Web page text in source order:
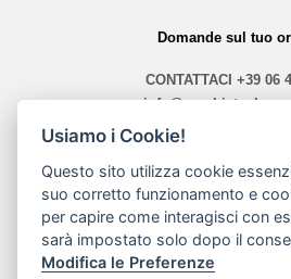
Domande sul tuo
CONTATTACI +39 06
orari 10,40 - 13,30 /
Modalità di
Usiamo i Cookie!
Questo sito utilizza cookie
suo corretto funzionamento e
per capire come interagisci con
sarà impostato solo dopo il
Modifica le Preferenze